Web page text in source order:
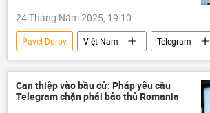
24 Tháng Năm 2025, 19:10
Pavel Durov Việt Nam
Telegram
thông tin
mạng xã hội
Thế giới
tội phạm
Pháp luật
an ninh mạng
an ninh
Can thiệp vào bầu cử: Pháp yêu cầu
Telegram chặn phái bảo thủ Romania